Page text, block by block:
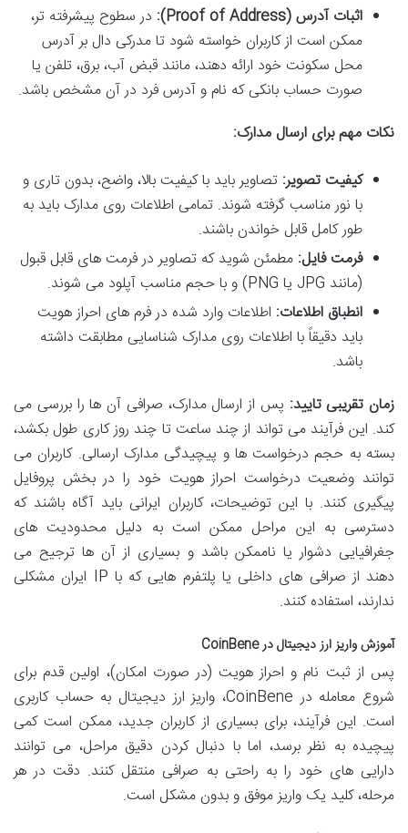
اثبات آدرس (Proof of Address):
در سطوح پیشرفته تر،
ممکن است از کاربران خواسته شود تا مدرکی دال بر آدرس
محل سکونت خود ارائه دهند، مانند قبض آب، برق، تلفن یا
صورت حساب بانکی که نام و آدرس فرد در آن مشخص باشد.
نکات مهم برای ارسال مدارک:
کیفیت تصویر: تصاویر باید با کیفیت بالا، واضح، بدون تاری و
با نور مناسب گرفته شوند. تمامی اطلاعات روی مدارک باید به
طور کامل قابل خواندن باشند.
فرمت فایل: مطمئن شوید که تصاویر در فرمت های قابل قبول
(مانند JPG یا PNG) و با حجم مناسب آپلود می شوند.
انطباق اطلاعات: اطلاعات وارد شده در فرم های احراز هویت
باید دقیقاً با اطلاعات روی مدارک شناسایی مطابقت داشته
باشد.
زمان تقریبی تایید: پس از ارسال مدارک، صرافی آن ها را بررسی می
کند. این فرآیند می تواند از چند ساعت تا چند روز کاری طول بکشد،
بسته به حجم درخواست ها و پیچیدگی مدارک ارسالی. کاربران می
توانند وضعیت درخواست احراز هویت خود را در بخش پروفایل
پیگیری کنند. با این توضیحات، کاربران ایرانی باید آگاه باشند که
دسترسی به این مراحل ممکن است به دلیل محدودیت های
جغرافیایی دشوار یا ناممکن باشد و بسیاری از آن ها ترجیح می
دهند از صرافی های داخلی یا پلتفرم هایی که با IP ایران مشکلی
ندارند، استفاده کنند.
آموزش واریز ارز دیجیتال در CoinBene
پس از ثبت نام و احراز هویت (در صورت امکان)، اولین قدم برای
شروع معامله در CoinBene، واریز ارز دیجیتال به حساب کاربری
است. این فرآیند، برای بسیاری از کاربران جدید، ممکن است کمی
پیچیده به نظر برسد، اما با دنبال کردن دقیق مراحل، می توانند
دارایی های خود را به راحتی به صرافی منتقل کنند. دقت در هر
مرحله، کلید یک واریز موفق و بدون مشکل است.